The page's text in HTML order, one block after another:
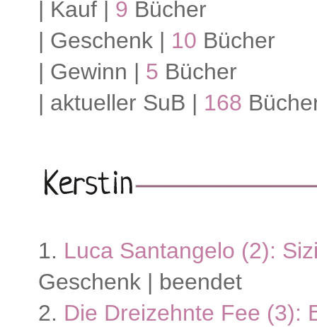
| Kauf | 9 Bücher
| Geschenk | 10 Bücher
| Gewinn | 5 Bücher
| aktueller SuB | 168
1. Luca Santangelo (2):
Geschenk | beendet
2. Die Dreizehnte Fee (3):